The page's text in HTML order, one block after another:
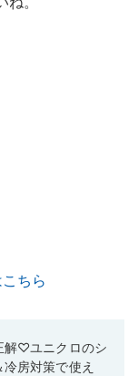
ちら
解♡ユニクロのシ
房対策で使え